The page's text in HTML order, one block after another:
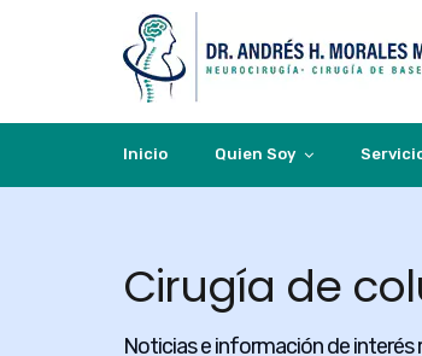
Inicio Quien Soy
Cirugía de
Noticias e información de interés